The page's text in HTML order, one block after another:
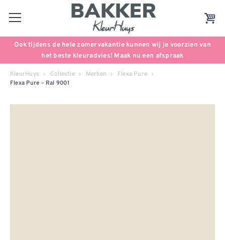
Ook tijdens de hele zomervakantie kunnen wij je voorzien van
het beste kleuradvies! Maak nu een afspraak
KleurHuys Collectie Merken Flexa Pure
Flexa Pure – Ral 9001